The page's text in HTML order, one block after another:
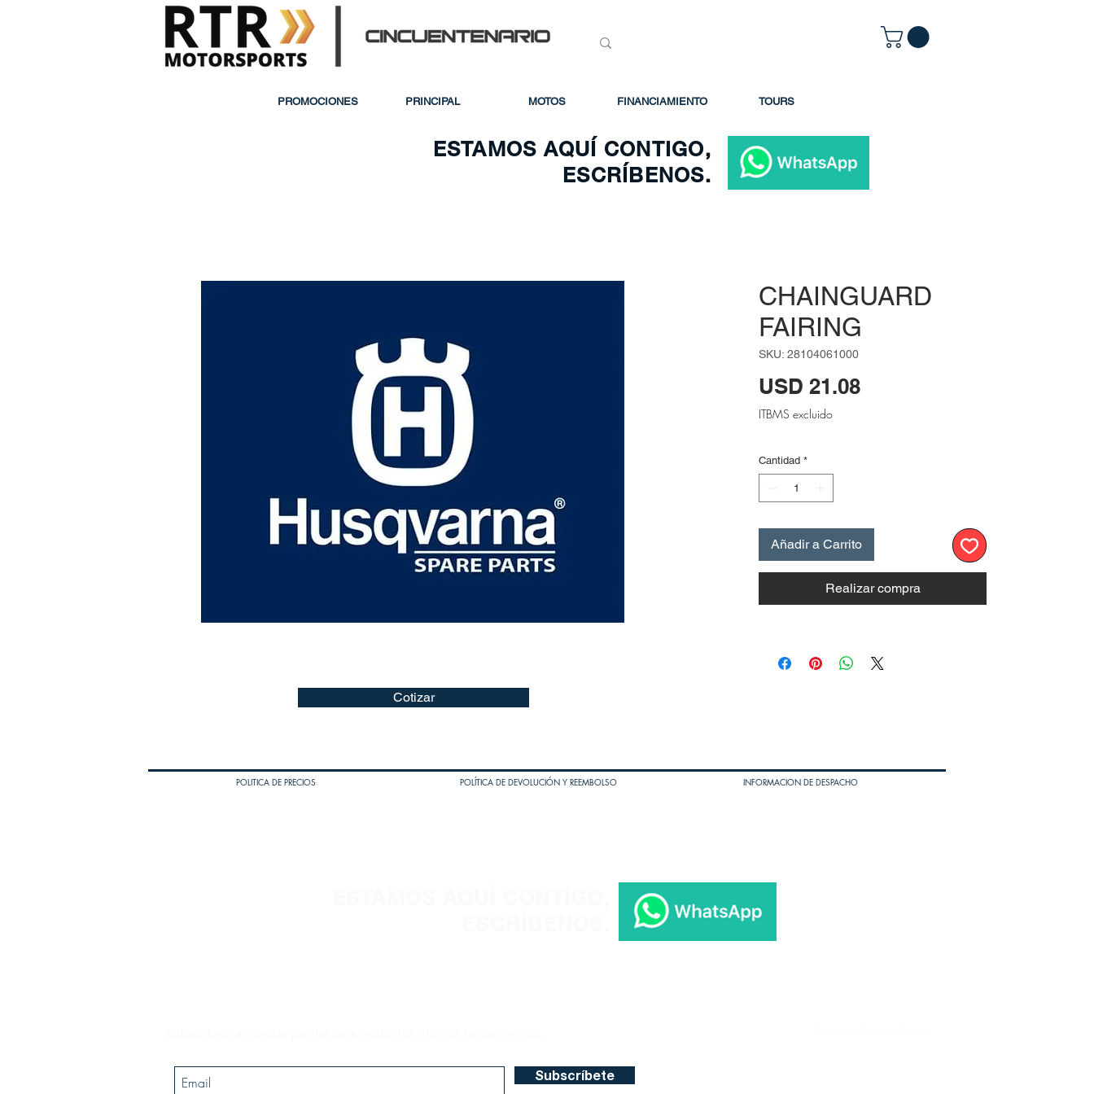
PROMOCIONES PRINCIPAL MOTOS FINANCIAMIENTO TOURS
CHAINGUARD
FAIRING
SKU: 28104061000
USD 21.08Precio
ITBMS excluido
Cantidad *
Añadir a Carrito
Realizar compra
ESTAMOS AQUÍ CONTIGO,
ESCRÍBENOS.
Cotizar
POLITICA DE PRECIOS POLÍTICA DE DEVOLUCIÓN Y REEMBOLSO INFORMACION DE DESPACHO
Subscríbete